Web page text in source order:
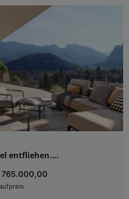
entfliehen….
765.000,00